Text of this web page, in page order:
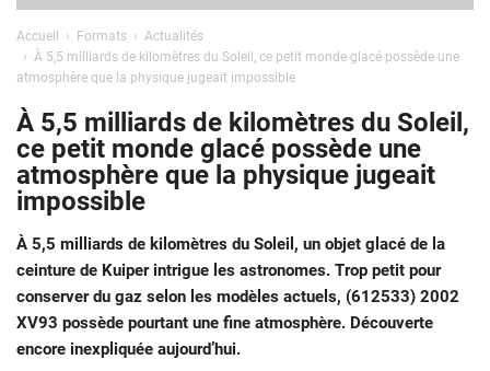
Accueil Formats
Actualités
À 5,5 milliards de kilomètres du Soleil, ce petit monde glacé possède une
atmosphère que la physique jugeait impossible
À 5,5 milliards de kilomètres du Soleil,
ce petit monde glacé possède une
atmosphère que la physique jugeait
impossible
À 5,5 milliards de kilomètres du Soleil, un objet glacé de la
ceinture de Kuiper intrigue les astronomes. Trop petit pour
conserver du gaz selon les modèles actuels, (612533) 2002
XV93 possède pourtant une fine atmosphère. Découverte
encore inexpliquée aujourd’hui.